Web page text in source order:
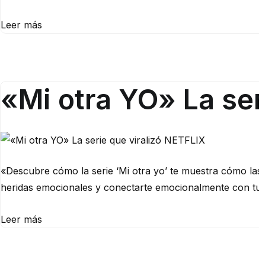
Leer más
«Mi otra YO» La
«Descubre cómo la serie ‘Mi otra yo’ te muestra cómo
heridas emocionales y conectarte emocionalmente con
Leer más